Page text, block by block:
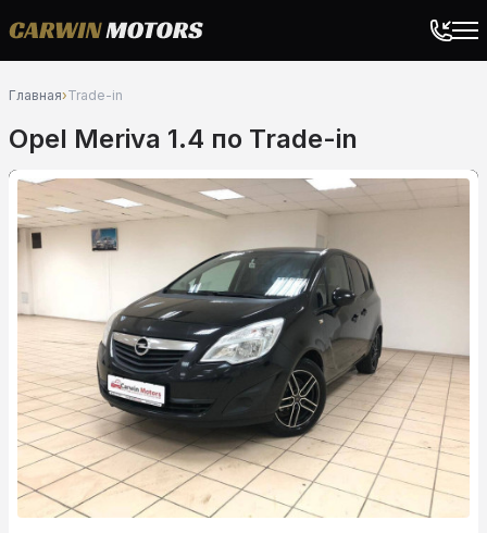
Главная›Trade-in
Opel Meriva 1.4 по Trade-in